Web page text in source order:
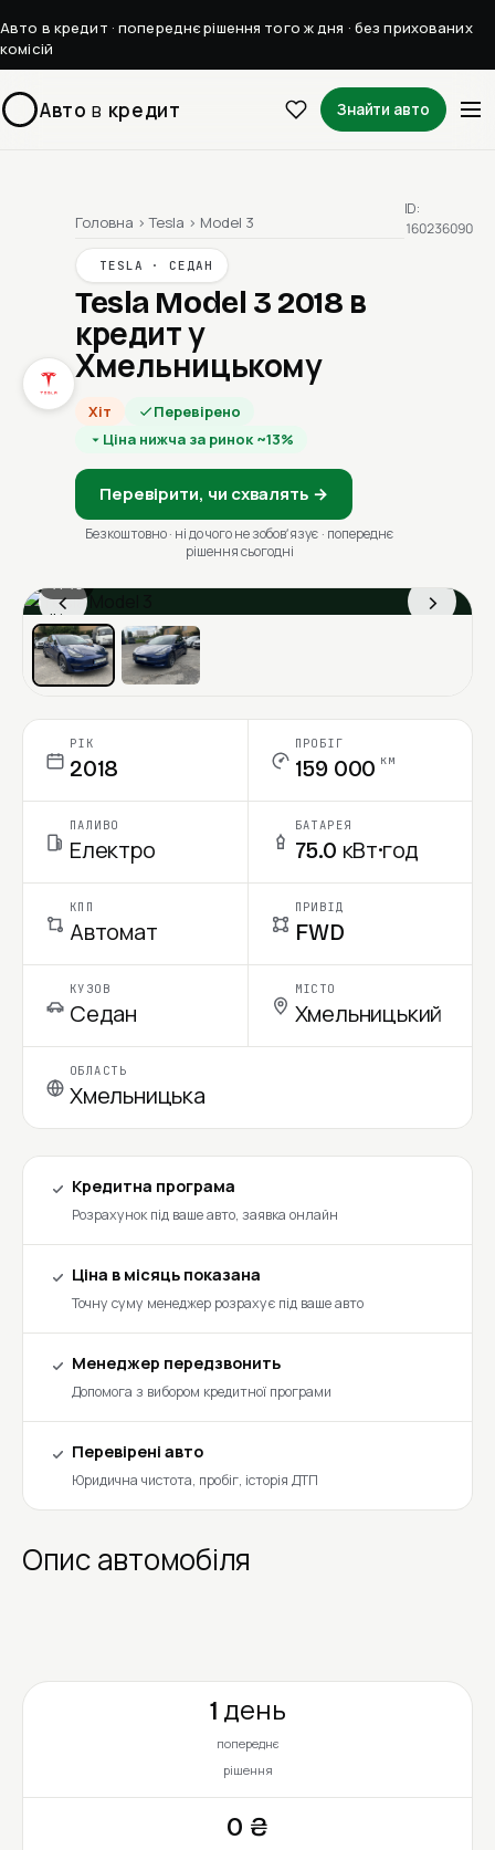
Авто в кредит · попереднє рішення того ж дня · без прихованих
комісій
Авто в кредит Знайти авто
Головна › Tesla › Model 3
TESLA · СЕДАН
Tesla Model 3 2018 в
кредит у
Хмельницькому
Хіт
Перевірено
Ціна нижча за ринок ~13%
Перевірити, чи схвалять →
Безкоштовно · ні до чого не зобовʼязує · попереднє
рішення сьогодні
ID:
160236090
‹ ›
1 / 13
Ціна в місяць
РІК
2018
ПРОБІГ
159 000 км
ПАЛИВО
Електро
БАТАРЕЯ
75.0 кВт·год
КПП
Автомат
ПРИВІД
FWD
КУЗОВ
Седан
МІСТО
Хмельницький
ОБЛАСТЬ
Хмельницька
Кредитна програма
Розрахунок під ваше авто, заявка онлайн
Ціна в місяць показана
Точну суму менеджер розрахує під ваше авто
Менеджер передзвонить
Допомога з вибором кредитної програми
Перевірені авто
Юридична чистота, пробіг, історія ДТП
Опис автомобіля
1 день
попереднє
рішення
0 ₴